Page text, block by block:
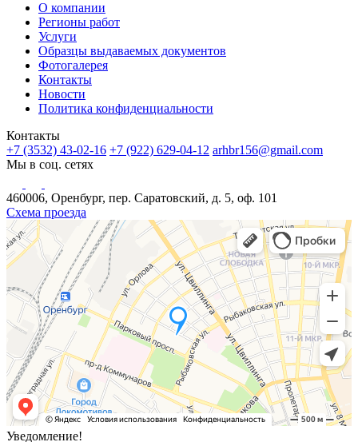
О компании
Регионы работ
Услуги
Образцы выдаваемых документов
Фотогалерея
Контакты
Новости
Политика конфиденциальности
Контакты
+7 (3532) 43-02-16 +7 (922) 629-04-12 arhbr156@gmail.com
Мы в соц. сетях
460006, Оренбург, пер. Саратовский, д. 5, оф. 101
Схема проезда
Уведомление!